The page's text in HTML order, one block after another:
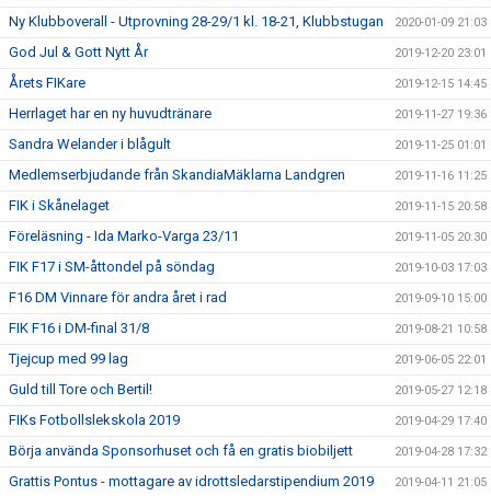
Ny Klubboverall - Utprovning 28-29/1 kl. 18-21, Klubbstugan 2020-01-09 21:03
God Jul & Gott Nytt År 2019-12-20 23:01
Årets FIKare 2019-12-15 14:45
Herrlaget har en ny huvudtränare 2019-11-27 19:36
Sandra Welander i blågult 2019-11-25 01:01
Medlemserbjudande från SkandiaMäklarna Landgren 2019-11-16 11:25
FIK i Skånelaget 2019-11-15 20:58
Föreläsning - Ida Marko-Varga 23/11 2019-11-05 20:30
FIK F17 i SM-åttondel på söndag 2019-10-03 17:03
F16 DM Vinnare för andra året i rad 2019-09-10 15:00
FIK F16 i DM-final 31/8 2019-08-21 10:58
Tjejcup med 99 lag 2019-06-05 22:01
Guld till Tore och Bertil! 2019-05-27 12:18
FIKs Fotbollslekskola 2019 2019-04-29 17:40
Börja använda Sponsorhuset och få en gratis biobiljett 2019-04-28 17:32
Grattis Pontus - mottagare av idrottsledarstipendium 2019 2019-04-11 21:05